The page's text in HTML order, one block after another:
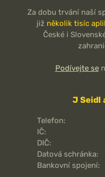
Za dobu trvání naší
již několik tisíc
České i
Podívejte se
J Seidl
Telefon:
IČ:
DIČ:
Datová schránka:
Bankovní spojení: